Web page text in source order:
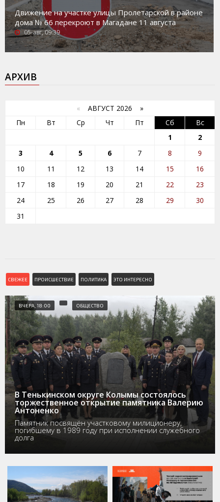
Движение на участке улицы Пролетарской в районе
дома № 66 перекроют в Магадане 11 августа
05-авг, 09:39
АРХИВ
« АВГУСТ 2026 »
Пн
Вт Ср Чт Пт Сб
Вс
1
2
3
4 5 6 7 8
9
10
11 12 13 14 15
16
17
18 19 20 21 22
23
24
25 26 27 28 29
30
31
СВЕЖЕЕ ПРОИСШЕСТВИЕ ПОЛИТИКА ЭТО ИНТЕРЕСНО
ВЧЕРА, 18:00 ОБЩЕСТВО
В Тенькинском округе Колымы состоялось
торжественное открытие памятника Валерию
Антоненко
Памятник посвящён участковому милиционеру,
погибшему в 1989 году при исполнении служебного
долга